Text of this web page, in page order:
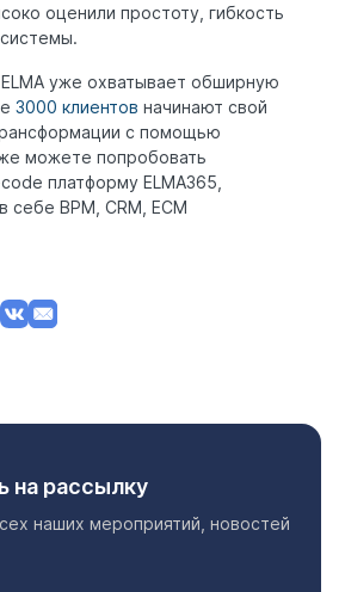
оценили простоту, гибкость
ELMA уже охватывает обширную
3000 клиентов начинают свой
с помощью
можете попробовать
платформу ELMA365,
BPM, CRM, ECM
на рассылку
наших мероприятий, новостей